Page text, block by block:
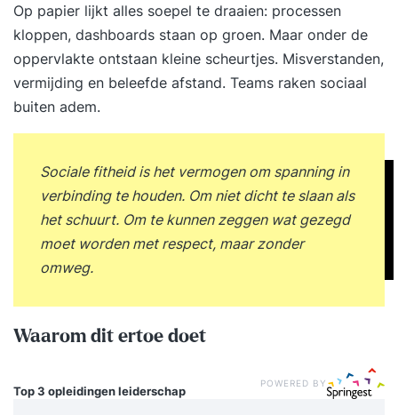
Op papier lijkt alles soepel te draaien: processen
kloppen, dashboards staan op groen. Maar onder de
oppervlakte ontstaan kleine scheurtjes. Misverstanden,
vermijding en beleefde afstand. Teams raken sociaal
buiten adem.
Sociale fitheid is het vermogen om spanning in
verbinding te houden. Om niet dicht te slaan als
het schuurt. Om te kunnen zeggen wat gezegd
moet worden met respect, maar zonder
omweg.
Waarom dit ertoe doet
Top 3 opleidingenleiderschap
POWERED BY